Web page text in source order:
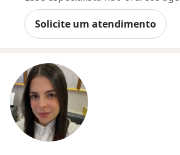
Solicite um atendimento